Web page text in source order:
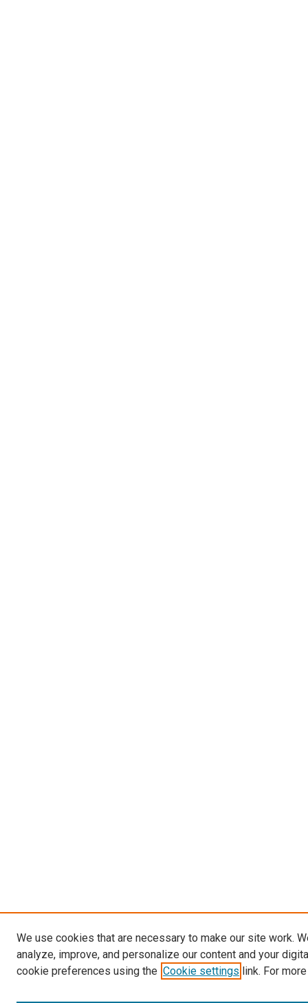
We use cookies that are necessary to make our site work.
analyze, improve, and personalize our content and your
cookie preferences using the Cookie settings link. For